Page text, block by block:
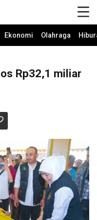
Ekonomi Olahraga
Rp32,1 miliar